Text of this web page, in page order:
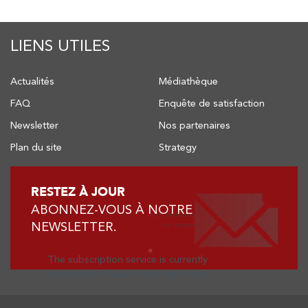
à l’étranger.
Cette rencontre a permis à l’Office des Changes
LIENS UTILES
Actualités
FAQ
Newsletter
Plan du site
Médiathèque
Enquête de satisfaction
Nos partenaires
Strategy
RESTEZ À JOUR
ABONNEZ-VOUS À NOTRE
NEWSLETTER.
The subscription service is currently